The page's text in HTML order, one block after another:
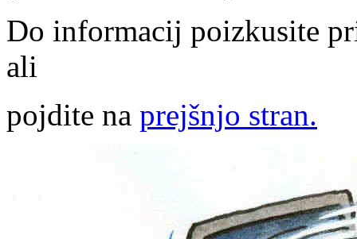
Do informacij poizkusite
ali
pojdite na prejšnjo stran.